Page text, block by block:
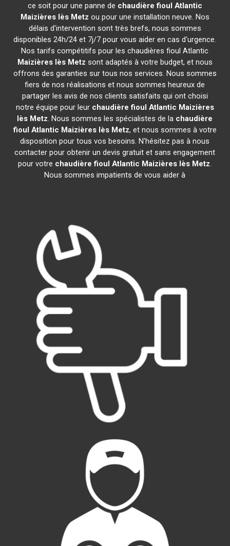
ce soit pour une panne de chaudière fioul Atlantic
Maizières lès Metz ou pour une installation neuve. Nos
délais d'intervention sont très brefs, nous sommes
disponibles 24h/24 et 7j/7 pour vous aider en cas d'urgence.
Nos tarifs compétitifs pour les chaudières fioul Atlantic
Maizières lès Metz sont adaptés à votre budget, et nous
offrons des garanties sur tous nos services. Nous sommes
fiers de nos réalisations et nous sommes heureux de
partager les avis de nos clients satisfaits qui ont choisi
notre équipe pour leur chaudière fioul Atlantic Maizières
lès Metz. Nous sommes les spécialistes de la chaudière
fioul Atlantic Maizières lès Metz, et nous sommes à votre
disposition pour tous vos besoins. N'hésitez pas à nous
contacter pour obtenir un devis gratuit et sans engagement
pour votre chaudière fioul Atlantic Maizières lès Metz.
Nous sommes impatients de vous aider à